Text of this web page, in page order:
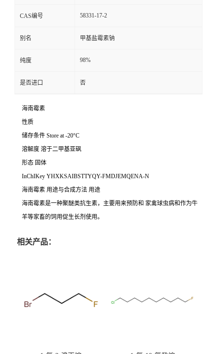
CAS编号 58331-17-2
别名 甲基盐霉素钠
纯度 98%
是否进口 否
海南霉素
性质
储存条件 Store at -20°C
溶解度 溶于二甲基亚砜
形态 固体
InChIKey YHXKSAIBSTTYQY-FMDJEMQENA-N
海南霉素 用途与合成方法 用途
海南霉素是一种聚醚类抗生素，主要用来预防和 家禽球虫病和作为牛
羊等家畜的饲用促生长剂使用。
相关产品：